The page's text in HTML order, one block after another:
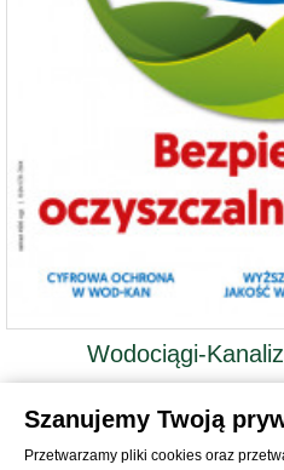
Wodociągi-
DODAJ DO
Szanujemy Twoją
Przetwarzamy pliki cookies oraz